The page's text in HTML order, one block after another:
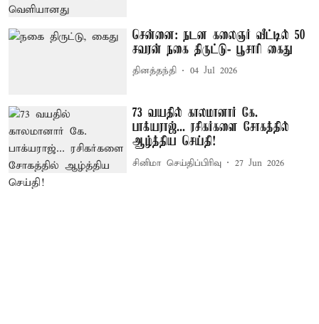
சென்னை: நடன கலைஞர் வீட்டில் 50
சவரன் நகை திருட்டு- பூசாரி கைது
தினத்தந்தி 04 Jul 2026
73 வயதில் காலமானார் கே.
பாக்யராஜ்... ரசிகர்களை சோகத்தில்
ஆழ்த்திய செய்தி!
சினிமா செய்திப்பிரிவு 27 Jun 2026